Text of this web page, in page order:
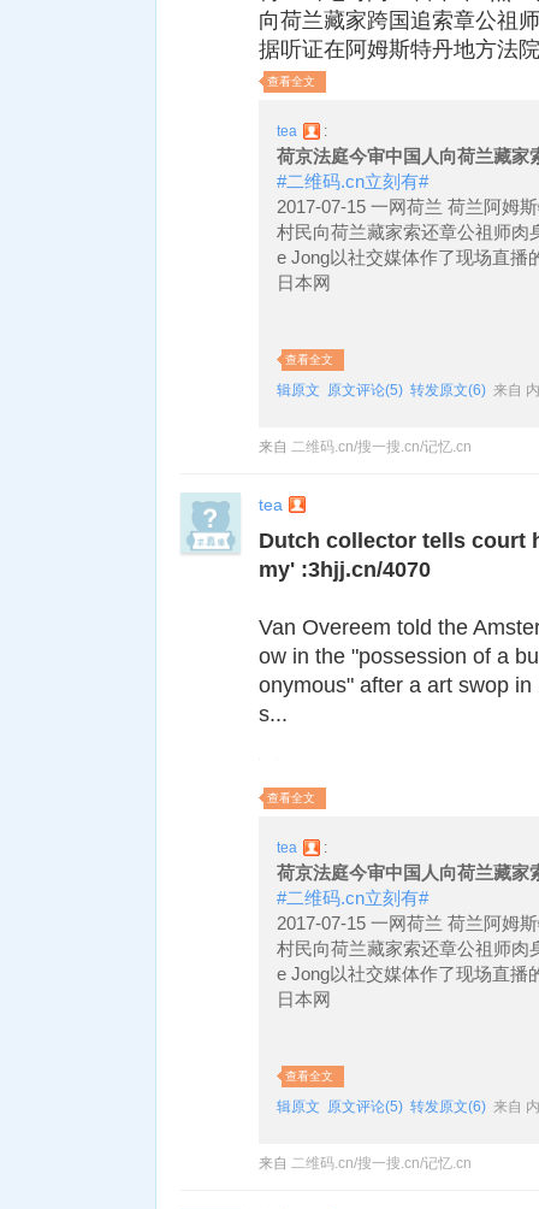
向荷兰藏家跨国追索章公祖
据听证在阿姆斯特丹地方法
查看全文
tea :
荷京法庭今审中国人向荷兰藏家
#二维码.cn立刻有#
2017-07-15 一网荷兰 荷兰阿姆
村民向荷兰藏家索还章公祖师肉
e Jong以社交媒体作了现场直播
日本网
查看全文
辑原文 原文评论(5) 转发原文(6) 来自
来自 二维码.cn/搜一搜.cn/记忆.cn
tea
Dutch collector tells court
my' :3hjj.cn/4070
Van Overeem told the
ow in the "possession of a
onymous" after a art swop
s...
查看全文
tea :
荷京法庭今审中国人向荷兰藏家
#二维码.cn立刻有#
2017-07-15 一网荷兰 荷兰阿姆
村民向荷兰藏家索还章公祖师肉
e Jong以社交媒体作了现场直播
日本网
查看全文
辑原文 原文评论(5) 转发原文(6) 来自
来自 二维码.cn/搜一搜.cn/记忆.cn